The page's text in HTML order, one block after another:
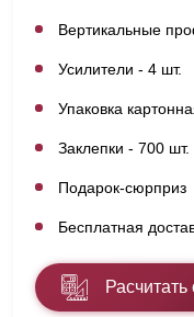
Вертикальные
Усилители - 4 шт.
Упаковка
Заклепки - 700 шт.
Подарок-сюрприз
Бесплатная
Расчитать